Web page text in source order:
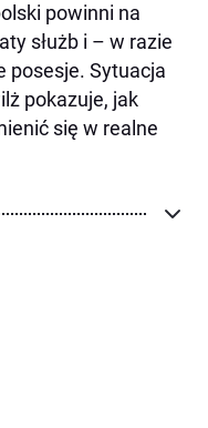
powinni na
służb i – w razie
posesje. Sytuacja
pokazuje, jak
się w realne